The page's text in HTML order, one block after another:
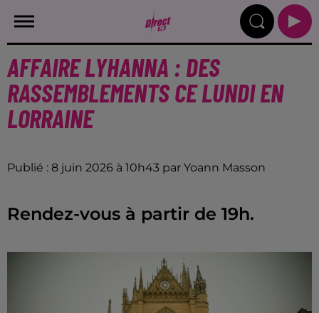
AFFAIRE LYHANNA : DES
RASSEMBLEMENTS CE LUNDI EN
LORRAINE
Publié : 8 juin 2026 à 10h43 par Yoann Masson
Rendez-vous à partir de 19h.